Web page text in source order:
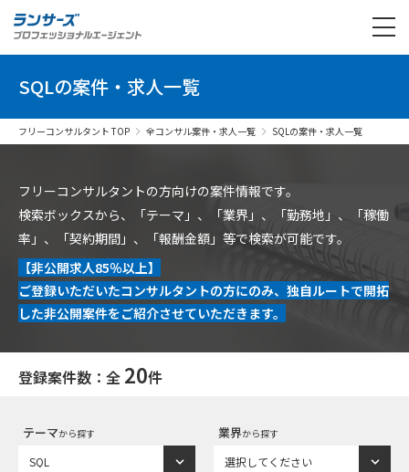
SQLの案件・求人一覧
フリーコンサルタント TOP 全コンサル案件・求人一覧 SQLの案件・求人一覧
フリーコンサルタントの方向けの案件情報です。
検索ボックスから、「テーマ」、「業界」、「勤務地」、「稼働
率」、「契約期間」、「報酬金額」等で検索が可能です。
【非公開求人85％以上】
ご登録いただいたコンサルタントの方にのみ、独自ルートで開拓
した非公開案件をご紹介させていただきます。
登録案件数：全 20件
テーマから探す 業界から探す